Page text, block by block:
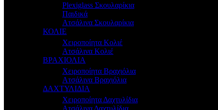
Plexiglass Σκουλαρίκια
Παιδικά
Ατσάλινα Σκουλαρίκια
ΚΟΛΙΕ
Χειροποίητα Κολιέ
Ατσάλινα Κολιέ
ΒΡΑΧΙΟΛΙΑ
Χειροποίητα Βραχιόλια
Ατσάλινα Βραχιόλια
ΔΑΧΤΥΛΙΔΙΑ
Χειροποίητα Δαχτυλίδια
Ατσάλινα Δαχτυλίδια